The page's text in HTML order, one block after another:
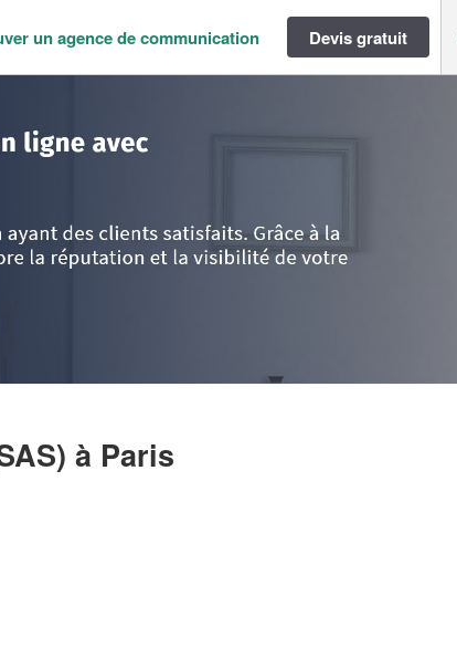
un agence de communication Devis gratuit
à Paris